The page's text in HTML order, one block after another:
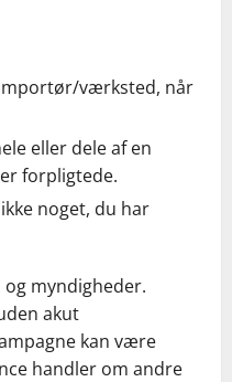
værksted, når
eller dele af en
forpligtede.
noget, du har
og myndigheder.
akut
kan være
handler om andre